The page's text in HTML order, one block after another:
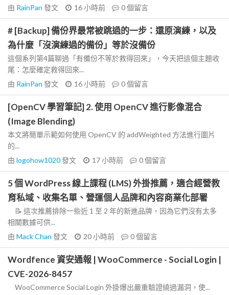
由 RainPan 發文 16 小時前 0個留言
# [Backup] 備份界最常被跳過的一步：還原演練，以及
為什麼「沒演練過的備份」等於沒備份
這個系列第4篇聊過「有備份不等於救得回來」，今天把這個主題收
尾：怎麼確定救得回來...
由 RainPan 發文 16 小時前 0個留言
[OpenCV 學習筆記] 2. 使用 OpenCV 進行影像混合
(Image Blending)
本文將簡單示範如何使用 OpenCV 的 addWeighted 方法進行圖片
的...
由 logohow1020發文 17 小時前 0個留言
5 個 WordPress 線上課程 (LMS) 外掛推薦，適合經營教
育私域、收集名單、營運個人品牌和內容商業化部署
📝 這次推薦排除一些近 1 至 2 年的新進品牌，因為它們沒有太多
相關數據可供...
由 Mack Chan 發文 20 小時前 0個留言
Wordfence 資安通報 | WooCommerce - Social Login |
CVE-2026-8457
WooCommerce Social Login 外掛爆出嚴重驗證繞過漏洞，使...